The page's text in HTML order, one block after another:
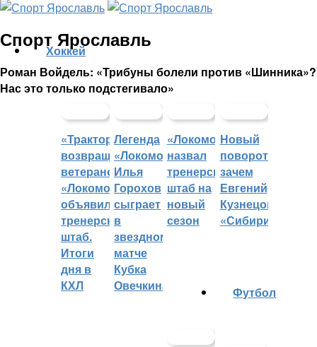
Спорт Ярославль
Роман Войдель: «Трибуны болели против «Шинника»?
Нас это только подстегивало»
Хоккей
«Трактор»
возвращает
ветеранов,
«Локомотив»
объявил
тренерский
штаб.
Итоги
дня в
КХЛ
Легенда
«Локомотива»
Илья
Горохов
сыграет
в
звездном
матче
Кубка
Овечкина
«Локомотив»
назвал
тренерский
штаб на
новый
сезон
Новый
поворот:
зачем
Евгений
Кузнецов
«Сибири»?
Футбол